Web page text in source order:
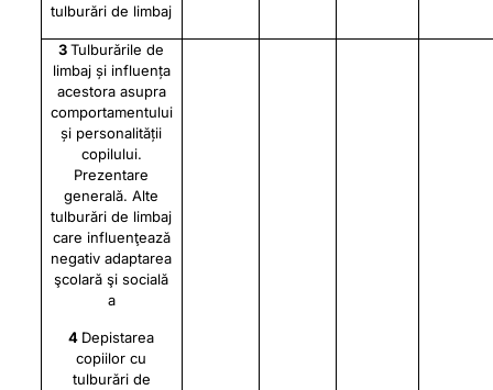
tulburări de limbaj
3Tulburările de
limbaj și influența
acestora asupra
comportamentului
și personalității
copilului.
Prezentare
generală. Alte
tulburări de limbaj
care influenţează
negativ adaptarea
şcolară şi socială
a
4 Depistarea
copiilor cu
tulburări de